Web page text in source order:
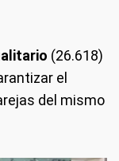
(26.618)
el
del mismo